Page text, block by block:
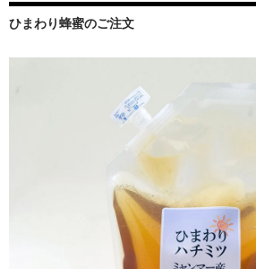
ひまわり蜂蜜のご注文